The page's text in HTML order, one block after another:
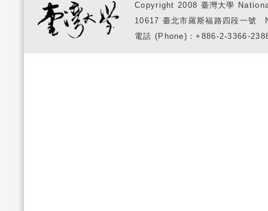
Copyright 2008 臺灣大學
10617 臺北市羅斯福路四段一
電話 (Phone)：+886-2-3366-